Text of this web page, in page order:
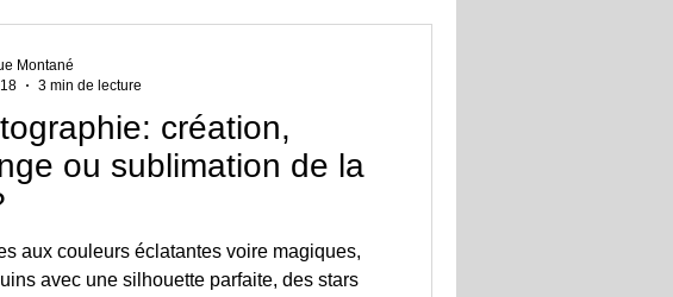
création,
ou sublimation de la
aux couleurs éclatantes voire magiques,
avec une silhouette parfaite, des stars
Montané
3 min de lecture